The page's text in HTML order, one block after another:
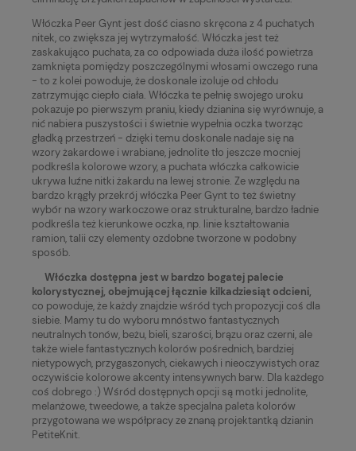
Włóczka Peer Gynt jest dość ciasno skręcona z 4 puchatych
nitek, co zwiększa jej wytrzymałość. Włóczka jest też
zaskakująco puchata, za co odpowiada duża ilość powietrza
zamknięta pomiędzy poszczególnymi włosami owczego runa
- to z kolei powoduje, że doskonale izoluje od chłodu
zatrzymując ciepło ciała. Włóczka te pełnię swojego uroku
pokazuje po pierwszym praniu, kiedy dzianina się wyrównuje, a
nić nabiera puszystości i świetnie wypełnia oczka tworząc
gładką przestrzeń - dzięki temu doskonale nadaje się na
wzory żakardowe i wrabiane, jednolite tło jeszcze mocniej
podkreśla kolorowe wzory, a puchata włóczka całkowicie
ukrywa luźne nitki żakardu na lewej stronie. Ze względu na
bardzo krągły przekrój włóczka Peer Gynt to też świetny
wybór na wzory warkoczowe oraz strukturalne, bardzo ładnie
podkreśla też kierunkowe oczka, np. linie kształtowania
ramion, talii czy elementy ozdobne tworzone w podobny
sposób.
Włóczka dostępna jest w bardzo bogatej palecie
kolorystycznej, obejmującej łącznie kilkadziesiąt odcieni,
co powoduje, że każdy znajdzie wśród tych propozycji coś dla
siebie. Mamy tu do wyboru mnóstwo fantastycznych
neutralnych tonów, beżu, bieli, szarości, brązu oraz czerni, ale
także wiele fantastycznych kolorów pośrednich, bardziej
nietypowych, przygaszonych, ciekawych i nieoczywistych oraz
oczywiście kolorowe akcenty intensywnych barw. Dla każdego
coś dobrego :) Wśród dostępnych opcji są motki jednolite,
melanżowe, tweedowe, a także specjalna paleta kolorów
przygotowana we współpracy ze znaną projektantką dzianin
PetiteKnit.